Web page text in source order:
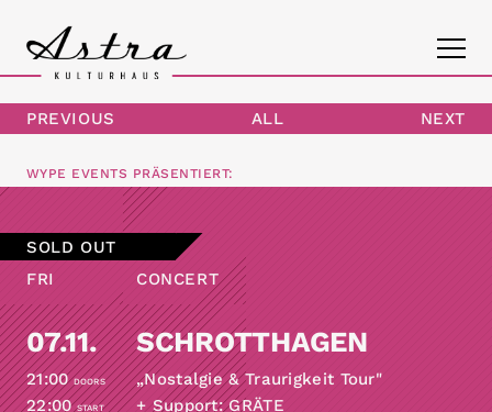
PROGRAM
CONTACT
PREVIOUS ALL NEXT
WYPE EVENTS PRÄSENTIERT:
SOLD OUT
FRI
07.11.
DOORS
21:00
START
22:00
CONCERT
SCHROTTHAGEN
„Nostalgie & Traurigkeit Tour"
+ Support: GRÄTE